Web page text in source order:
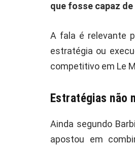
que fosse capaz
A fala é relevante
estratégia ou
competitivo em Le
Estratégias não
Ainda segundo
apostou em